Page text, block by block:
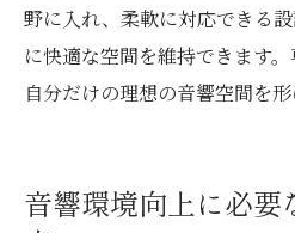
野に入れ、柔軟に対応できる
に快適な空間を維持できます。
自分だけの理想の音響空間を形
音響環境向上に必要